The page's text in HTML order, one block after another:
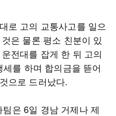
로 고의 교통사고를 일으
은 물론 평소 친분이 있
전대를 잡게 한 뒤 고의
세를 하며 합의금을 뜯어
으로 드러났다.
은 6일 경남 거제나 제